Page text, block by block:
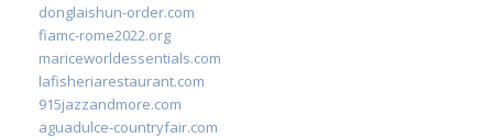
donglaishun-order.com
fiamc-rome2022.org
mariceworldessentials.com
lafisheriarestaurant.com
915jazzandmore.com
aguadulce-countryfair.com